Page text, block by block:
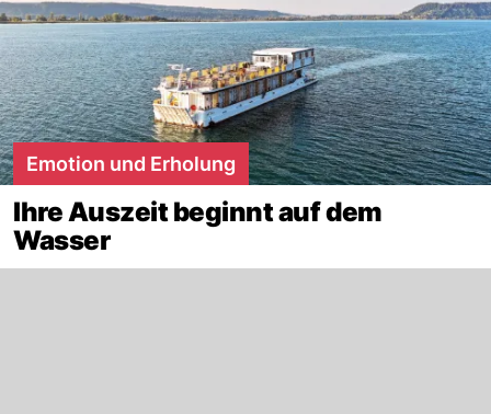
Emotion und Erholung
Ihre Auszeit beginnt auf dem
Wasser